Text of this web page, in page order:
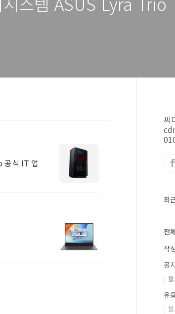
씨
최
전
작
공
유